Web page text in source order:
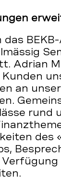
Adrian
an
rund
des